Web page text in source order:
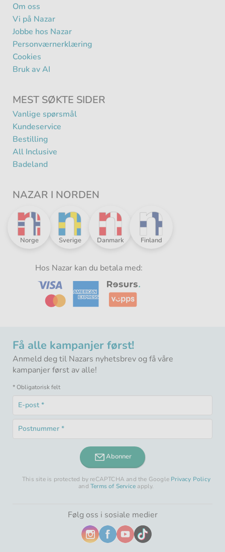
Om oss
Vi på Nazar
Jobbe hos Nazar
Personværnerklæring
Cookies
Bruk av AI
MEST SØKTE SIDER
Vanlige spørsmål
Kundeservice
Bestilling
All Inclusive
Badeland
NAZAR I NORDEN
Nazar
-
Sverige
Nazar
-
Danmark
Nazar
-
Finland
Nazar
Norge
Hos Nazar kan du betala med:
Få alle kampanjer først!
Anmeld deg til Nazars nyhetsbrev og få våre
kampanjer først av alle!
* Obligatorisk felt
E-
post
felt
Postnummer
Obligatorisk
Abonner
This site is protected by reCAPTCHA and the Google Privacy Policy
andTerms of Service apply.
Følg oss i sosiale medier